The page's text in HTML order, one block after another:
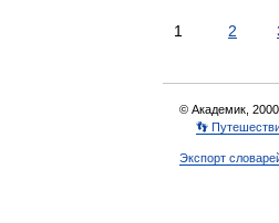
1 2
© Академик,
👣
Экспорт